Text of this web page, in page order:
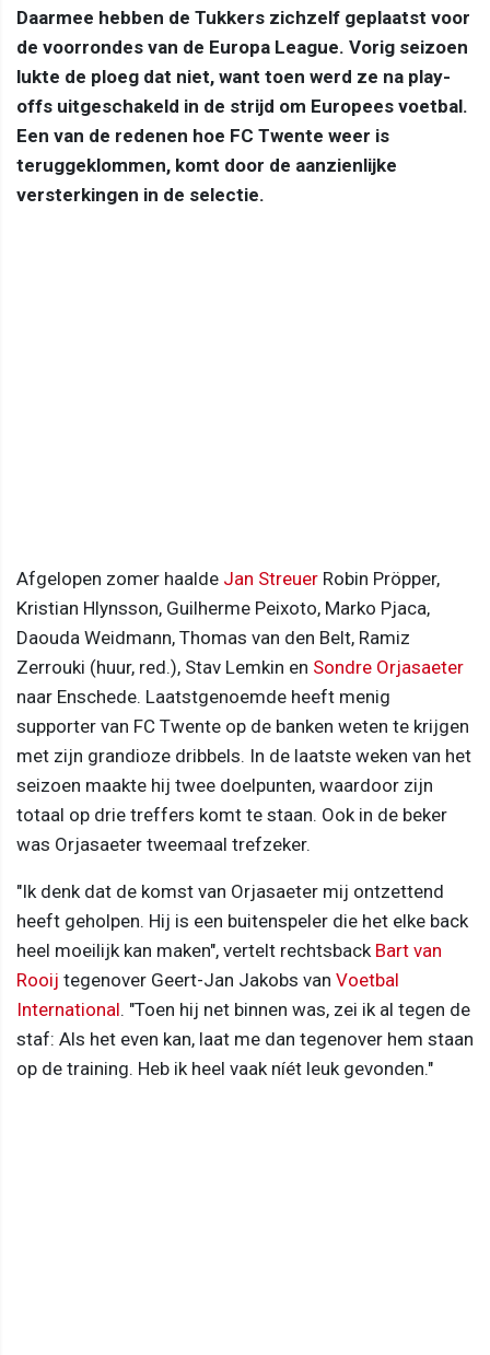
Daarmee hebben de Tukkers zichzelf geplaatst voor
de voorrondes van de Europa League. Vorig seizoen
lukte de ploeg dat niet, want toen werd ze na play-
offs uitgeschakeld in de strijd om Europees voetbal.
Een van de redenen hoe FC Twente weer is
teruggeklommen, komt door de aanzienlijke
versterkingen in de selectie.
Afgelopen zomer haalde Jan Streuer Robin Pröpper,
Kristian Hlynsson, Guilherme Peixoto, Marko Pjaca,
Daouda Weidmann, Thomas van den Belt, Ramiz
Zerrouki (huur, red.), Stav Lemkin en Sondre Orjasaeter
naar Enschede. Laatstgenoemde heeft menig
supporter van FC Twente op de banken weten te krijgen
met zijn grandioze dribbels. In de laatste weken van het
seizoen maakte hij twee doelpunten, waardoor zijn
totaal op drie treffers komt te staan. Ook in de beker
was Orjasaeter tweemaal trefzeker.
"Ik denk dat de komst van Orjasaeter mij ontzettend
heeft geholpen. Hij is een buitenspeler die het elke back
heel moeilijk kan maken", vertelt rechtsback Bart van
Rooij tegenover Geert-Jan Jakobs van Voetbal
International. "Toen hij net binnen was, zei ik al tegen de
staf: Als het even kan, laat me dan tegenover hem staan
op de training. Heb ik heel vaak níét leuk gevonden."